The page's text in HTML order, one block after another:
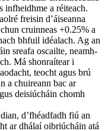
infheidhme a réiteach.
freisin d’áiseanna
cruinneas +0.25% a
bhfuil idéalach. Ag an
sreafa oscailte, neamh-
Má shonraítear i
teocht agus brú
a chuireann bac ar
deisiúcháin chomh
d’fhéadfadh fiú an
ar dhálaí oibriúcháin atá